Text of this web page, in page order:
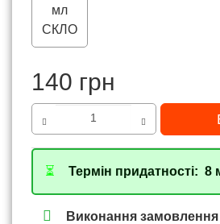
мл
СКЛО
140 грн
⏳ Термін придатності: 8
Виконання замовлення